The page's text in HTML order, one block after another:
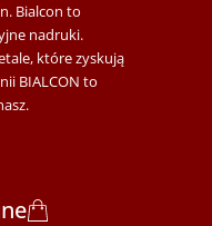
Bialcon to
nadruki.
które zyskują
BIALCON to